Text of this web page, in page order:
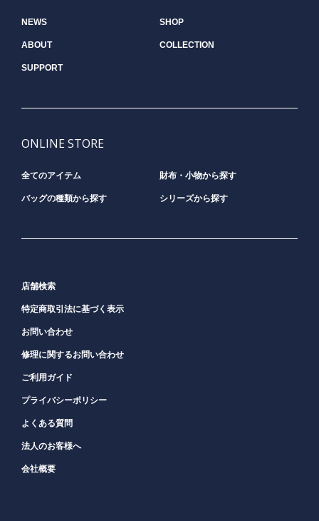
NEWS SHOP
ABOUT COLLECTION
SUPPORT
ONLINE STORE
全てのアイテム 財布・小物から探す
バッグの種類から探す シリーズから探す
店舗検索
特定商取引法に基づく表示
お問い合わせ
修理に関するお問い合わせ
ご利用ガイド
プライバシーポリシー
よくある質問
法人のお客様へ
会社概要